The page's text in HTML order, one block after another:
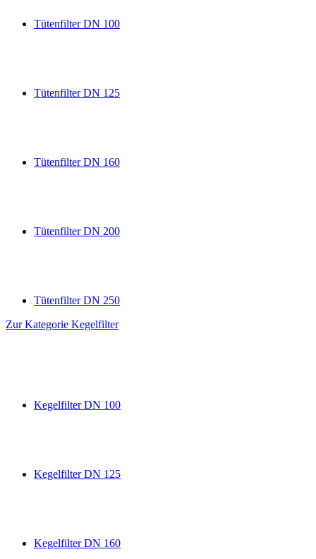
Tütenfilter DN 100
Tütenfilter DN 125
Tütenfilter DN 160
Tütenfilter DN 200
Tütenfilter DN 250
Zur Kategorie Kegelfilter
Kegelfilter DN 100
Kegelfilter DN 125
Kegelfilter DN 160